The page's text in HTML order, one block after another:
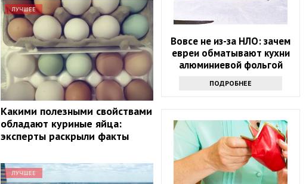
ЛУЧШЕЕ
Какими полезными свойствами
обладают куриные яйца:
эксперты раскрыли факты
ЛУЧШЕЕ
Вовсе не из-за НЛО: зачем
евреи обматывают кухни
алюминиевой фольгой
ПОДРОБНЕЕ